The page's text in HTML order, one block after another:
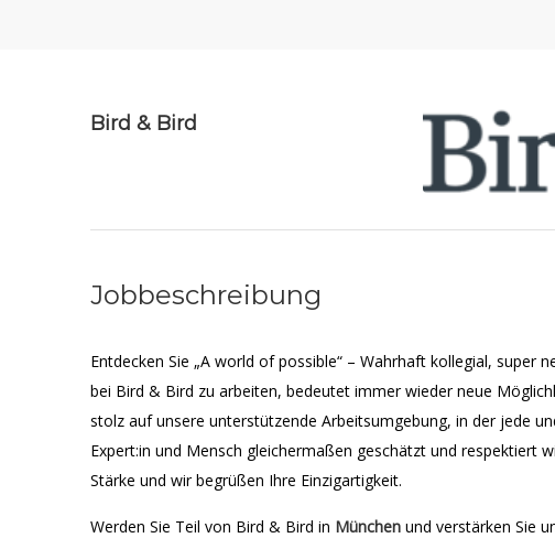
Bird & Bird
Jobbeschreibung
Entdecken Sie „A world of possible“ – Wahrhaft kollegial, super
bei Bird & Bird zu arbeiten, bedeutet immer wieder neue
stolz auf unsere unterstützende Arbeitsumgebung, in der jede
Expert:in und Mensch gleichermaßen geschätzt und respektiert
Stärke und wir begrüßen Ihre Einzigartigkeit.
Werden Sie Teil von Bird & Bird in München und verstärken Sie